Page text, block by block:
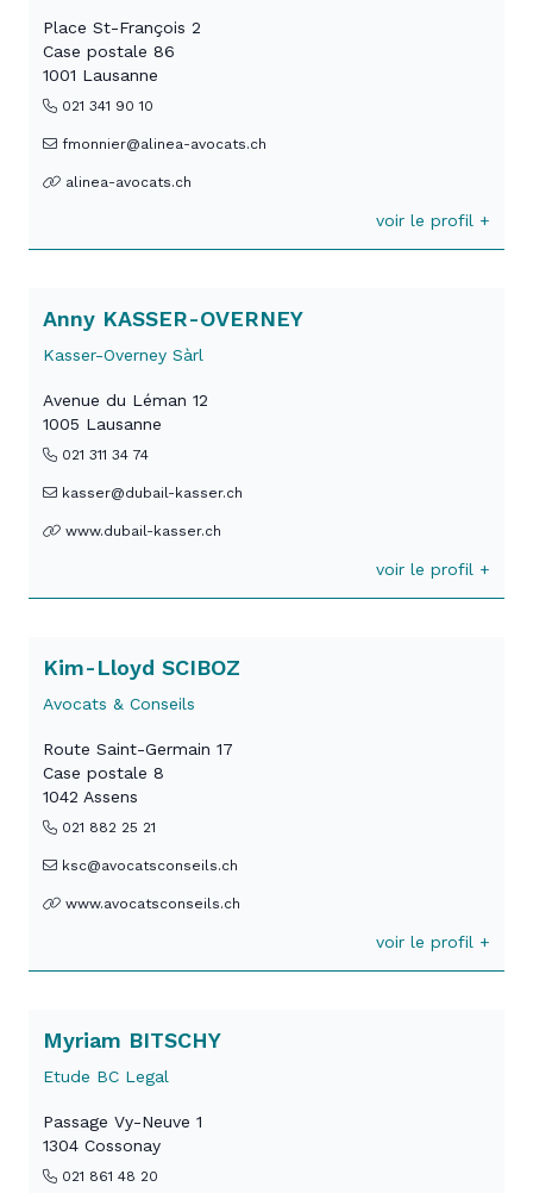
Place St-François 2
Case postale 86
1001 Lausanne
021 341 90 10
fmonnier@alinea-avocats.ch
alinea-avocats.ch
voir le profil +
Anny KASSER-OVERNEY
Kasser-Overney Sàrl
Avenue du Léman 12
1005 Lausanne
021 311 34 74
kasser@dubail-kasser.ch
www.dubail-kasser.ch
voir le profil +
Kim-Lloyd SCIBOZ
Avocats & Conseils
Route Saint-Germain 17
Case postale 8
1042 Assens
021 882 25 21
ksc@avocatsconseils.ch
www.avocatsconseils.ch
voir le profil +
Myriam BITSCHY
Etude BC Legal
Passage Vy-Neuve 1
1304 Cossonay
021 861 48 20